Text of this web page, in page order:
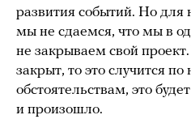
развития событий. Но для
мы не сдаемся, что мы в
не закрываем свой
закрыт, то это случится
обстоятельствам, это
и произошло.